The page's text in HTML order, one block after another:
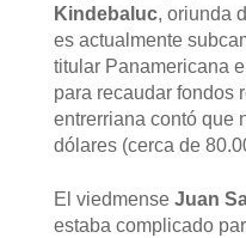
Kindebaluc, oriunda
es actualmente
titular Panamericana
para recaudar fondos
entrerriana contó que
dólares (cerca de
El viedmense Juan
estaba complicado